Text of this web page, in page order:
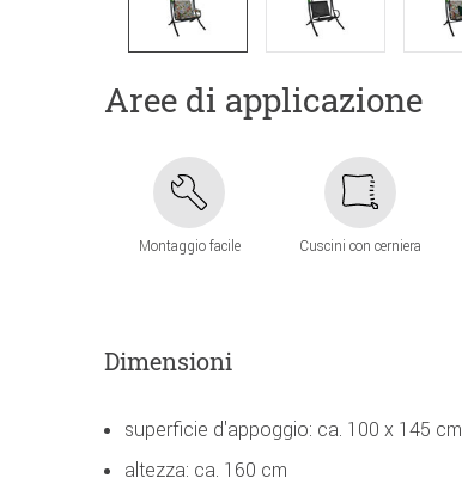
Aree di applicazione
Montaggio facile Cuscini con cerniera
Dimensioni
superficie d'appoggio: ca. 100 x 145 cm
altezza: ca. 160 cm